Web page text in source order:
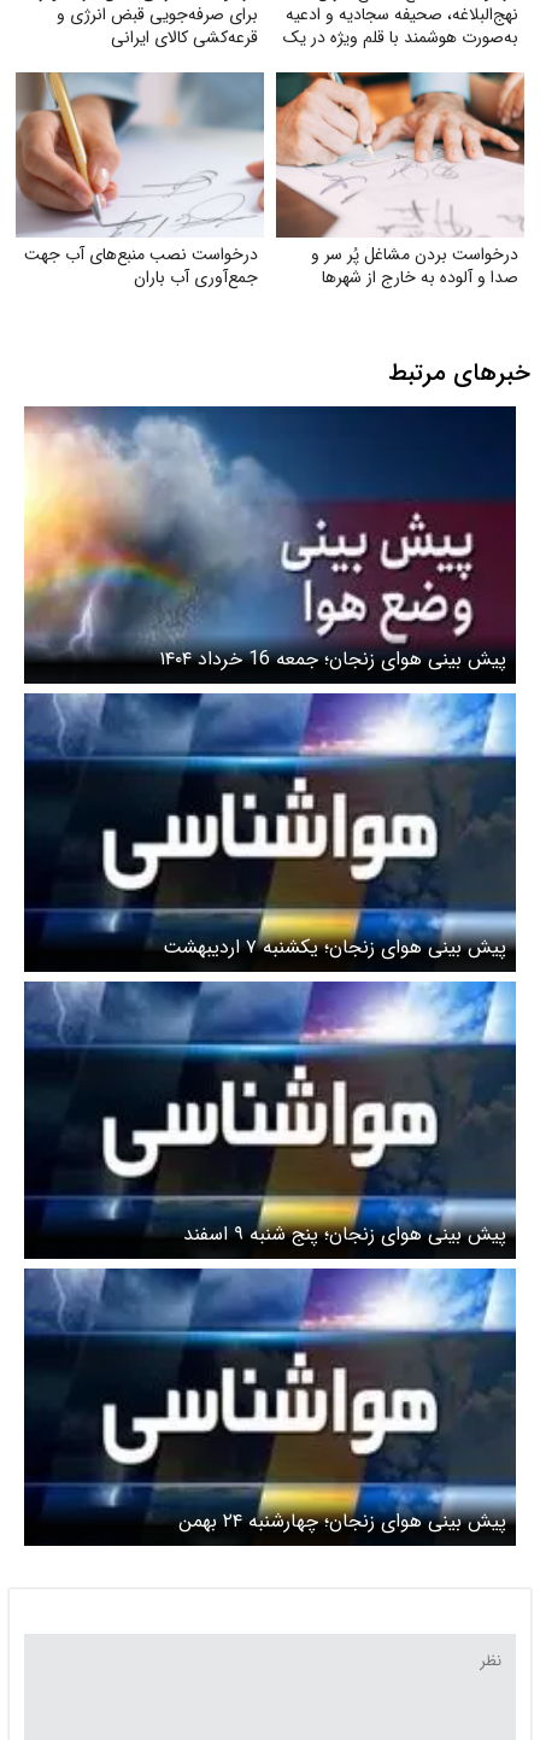
نهج‌البلاغه، صحیفه سجادیه و ادعیه
به‌صورت هوشمند با قلم ویژه در یک
برای صرفه‌جویی قبض انرژی و
قرعه‌کشی کالای ایرانی
درخواست بردن مشاغل پُر سر و
صدا و آلوده به خارج از شهرها
درخواست نصب منبع‌های آب جهت
جمع‌آوری آب باران
خبرهای مرتبط
پیش بینی هوای زنجان؛ جمعه 16 خرداد ۱۴۰۴
پیش بینی هوای زنجان؛ یکشنبه ۷ اردیبهشت
پیش بینی هوای زنجان؛ پنج شنبه ۹ اسفند
پیش بینی هوای زنجان؛ چهارشنبه ۲۴ بهمن